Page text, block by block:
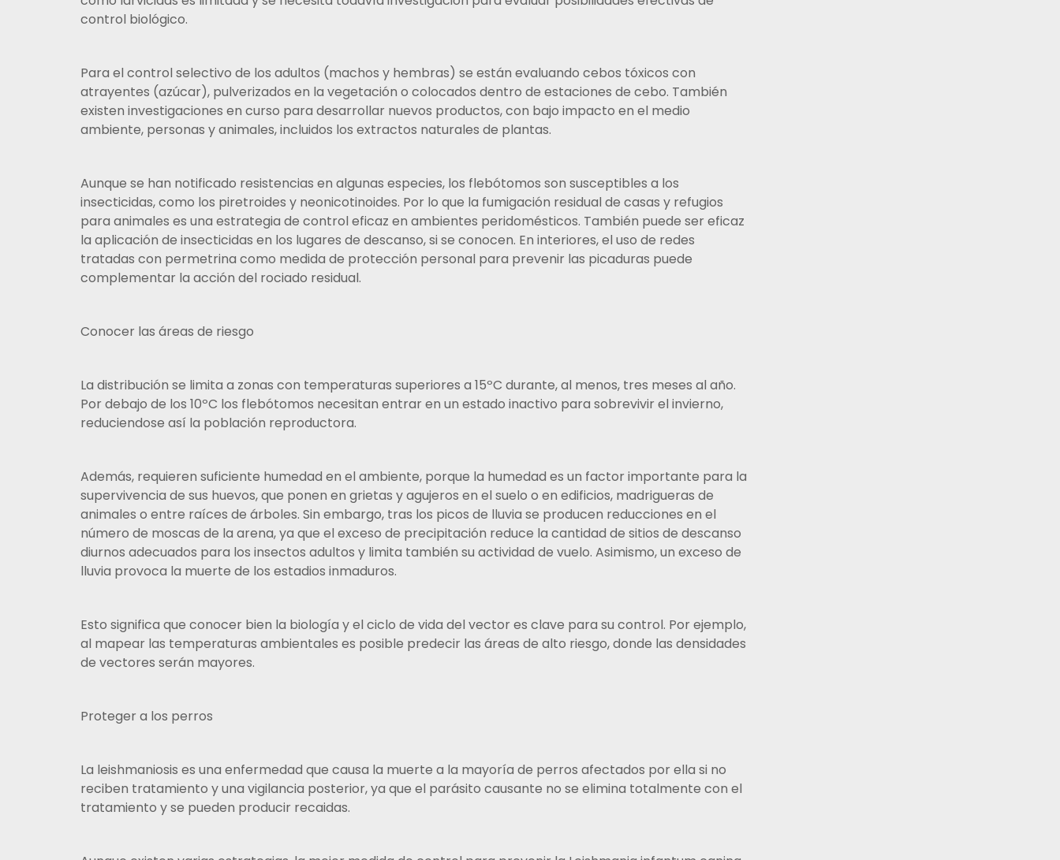
control biológico.
Para el control selectivo de los adultos (machos y hembras) se están evaluando cebos tóxicos con
atrayentes (azúcar), pulverizados en la vegetación o colocados dentro de estaciones de cebo. También
existen investigaciones en curso para desarrollar nuevos productos, con bajo impacto en el medio
ambiente, personas y animales, incluidos los extractos naturales de plantas.
Aunque se han notificado resistencias en algunas especies, los flebótomos son susceptibles a los
insecticidas, como los piretroides y neonicotinoides. Por lo que la fumigación residual de casas y refugios
para animales es una estrategia de control eficaz en ambientes peridomésticos. También puede ser eficaz
la aplicación de insecticidas en los lugares de descanso, si se conocen. En interiores, el uso de redes
tratadas con permetrina como medida de protección personal para prevenir las picaduras puede
complementar la acción del rociado residual.
Conocer las áreas de riesgo
La distribución se limita a zonas con temperaturas superiores a 15ºC durante, al menos, tres meses al año.
Por debajo de los 10ºC los flebótomos necesitan entrar en un estado inactivo para sobrevivir el invierno,
reduciendose así la población reproductora.
Además, requieren suficiente humedad en el ambiente, porque la humedad es un factor importante para la
supervivencia de sus huevos, que ponen en grietas y agujeros en el suelo o en edificios, madrigueras de
animales o entre raíces de árboles. Sin embargo, tras los picos de lluvia se producen reducciones en el
número de moscas de la arena, ya que el exceso de precipitación reduce la cantidad de sitios de descanso
diurnos adecuados para los insectos adultos y limita también su actividad de vuelo. Asimismo, un exceso de
lluvia provoca la muerte de los estadios inmaduros.
Esto significa que conocer bien la biología y el ciclo de vida del vector es clave para su control. Por ejemplo,
al mapear las temperaturas ambientales es posible predecir las áreas de alto riesgo, donde las densidades
de vectores serán mayores.
Proteger a los perros
La leishmaniosis es una enfermedad que causa la muerte a la mayoría de perros afectados por ella si no
reciben tratamiento y una vigilancia posterior, ya que el parásito causante no se elimina totalmente con el
tratamiento y se pueden producir recaidas.